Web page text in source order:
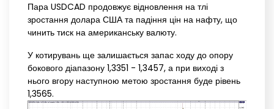
Пара USDCAD продовжує відновлення на тлі
зростання долара США та падіння цін на нафту, що
чинить тиск на американську валюту.
У котирувань ще залишається запас ходу до опору
бокового діапазону 1,3351 - 1,3457, а при виході з
нього вгору наступною метою зростання буде рівень
1,3565.